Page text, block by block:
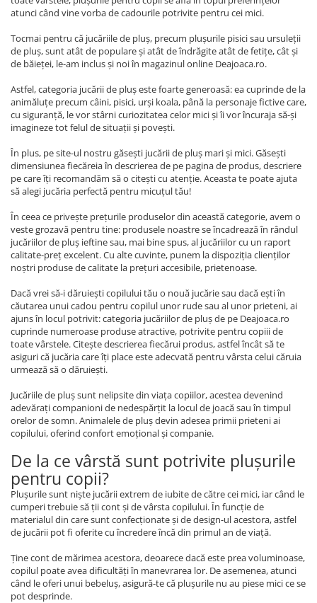
atunci când vine vorba de cadourile potrivite pentru cei mici.
Tocmai pentru că jucăriile de pluș, precum plușurile pisici sau ursuleții
de pluș, sunt atât de populare și atât de îndrăgite atât de fetițe, cât și
de băieței, le-am inclus și noi în magazinul online Deajoaca.ro.
Astfel, categoria jucării de pluș este foarte generoasă: ea cuprinde de la
animăluțe precum câini, pisici, urși koala, până la personaje fictive care,
cu siguranță, le vor stârni curiozitatea celor mici și îi vor încuraja să-și
imagineze tot felul de situații și povești.
În plus, pe site-ul nostru găsești jucării de pluș mari și mici. Găsești
dimensiunea fiecăreia în descrierea de pe pagina de produs, descriere
pe care îți recomandăm să o citești cu atenție. Aceasta te poate ajuta
să alegi jucăria perfectă pentru micuțul tău!
În ceea ce privește prețurile produselor din această categorie, avem o
veste grozavă pentru tine: produsele noastre se încadrează în rândul
jucăriilor de pluș ieftine sau, mai bine spus, al jucăriilor cu un raport
calitate-preț excelent. Cu alte cuvinte, punem la dispoziția clienților
noștri produse de calitate la prețuri accesibile, prietenoase.
Dacă vrei să-i dăruiești copilului tău o nouă jucărie sau dacă ești în
căutarea unui cadou pentru copilul unor rude sau al unor prieteni, ai
ajuns în locul potrivit: categoria jucăriilor de pluș de pe Deajoaca.ro
cuprinde numeroase produse atractive, potrivite pentru copiii de
toate vârstele. Citește descrierea fiecărui produs, astfel încât să te
asiguri că jucăria care îți place este adecvată pentru vârsta celui căruia
urmează să o dăruiești.
Jucăriile de pluș sunt nelipsite din viața copiilor, acestea devenind
adevărați companioni de nedespărțit la locul de joacă sau în timpul
orelor de somn. Animalele de pluș devin adesea primii prieteni ai
copilului, oferind confort emoțional și companie.
De la ce vârstă sunt potrivite plușurile
pentru copii?
Plușurile sunt niște jucării extrem de iubite de către cei mici, iar când le
cumperi trebuie să ții cont și de vârsta copilului. În funcție de
materialul din care sunt confecționate și de design-ul acestora, astfel
de jucării pot fi oferite cu încredere încă din primul an de viață.
Ține cont de mărimea acestora, deoarece dacă este prea voluminoase,
copilul poate avea dificultăți în manevrarea lor. De asemenea, atunci
când le oferi unui bebeluș, asigură-te că plușurile nu au piese mici ce se
pot desprinde.